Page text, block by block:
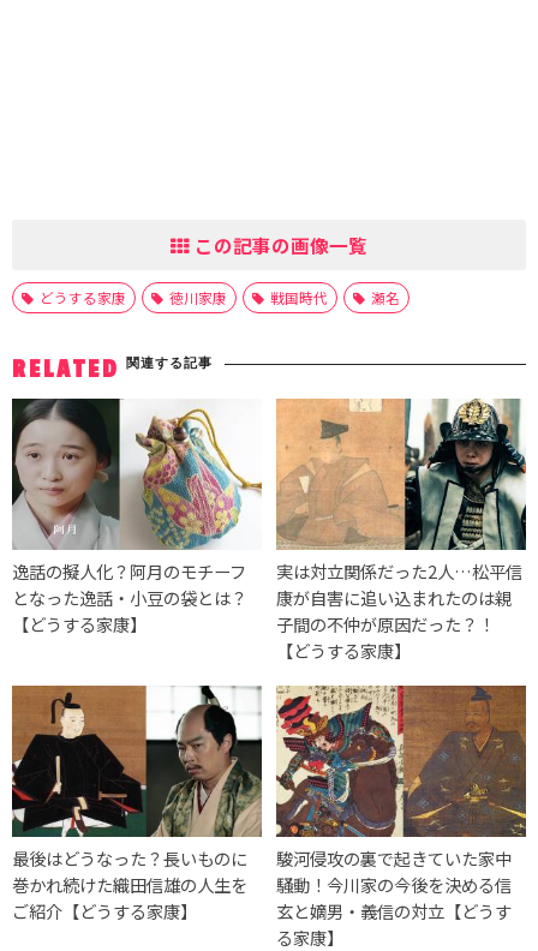
この記事の画像一覧
どうする家康 徳川家康 戦国時代 瀬名
RELATED 関連する記事
逸話の擬人化？阿月のモチーフ
となった逸話・小豆の袋とは？
【どうする家康】
実は対立関係だった2人…松平信
康が自害に追い込まれたのは親
子間の不仲が原因だった？！
【どうする家康】
最後はどうなった？長いものに
巻かれ続けた織田信雄の人生を
ご紹介【どうする家康】
駿河侵攻の裏で起きていた家中
騒動！今川家の今後を決める信
玄と嫡男・義信の対立【どうす
る家康】